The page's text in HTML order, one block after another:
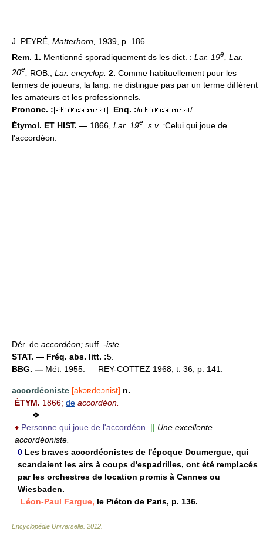
J. PEYRÉ, Matterhorn, 1939, p. 186.
Rem. 1. Mentionné sporadiquement ds les dict. : Lar. 19e
, Lar.
20e ROB., Lar. encyclop. 2. Comme habituellement pour les
termes de joueurs, la lang. ne distingue pas par un terme différent
les amateurs et les professionnels.
Prononc. :[ ]. Enq. :/
/.
Étymol. ET HIST. — 1866, Lar. 19e , s.v. :Celui qui joue de
l'accordéon.
Dér. de accordéon; suff. -iste
STAT. — Fréq. abs. litt. :5.
BBG. — Mét. 1955. — REY-COTTEZ 1968, t. 36, p. 141.
accordéoniste [akɔʀdeɔnist] n.
ÉTYM. 1866; de accordéon.
❖
♦ Personne qui joue de l'accordéon. || Une excellente
accordéoniste.
0 Les braves accordéonistes de l'époque Doumergue, qui
scandaient les airs à coups d'espadrilles, ont été remplacés
par les orchestres de location promis à Cannes ou
Wiesbaden.
Léon-Paul Fargue, le Piéton de Paris, p. 136.
Encyclopédie Universelle 2012